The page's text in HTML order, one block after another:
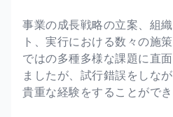
事業の成長戦略の立案、組
ト、実行における数々の施
ではの多種多様な課題に直
ましたが、試行錯誤をしな
貴重な経験をすることができ